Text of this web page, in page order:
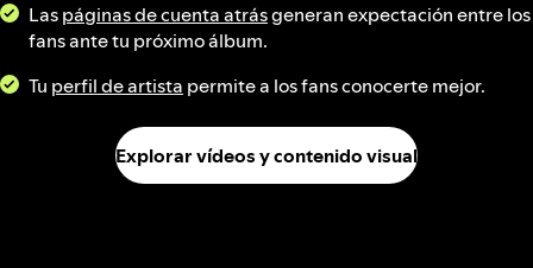
Laspáginas de cuenta atrásgeneran expectación entre los
fans ante tu próximo álbum.
Tu perfil de artista permite a los fans conocerte mejor.
Explorar vídeos y contenido visual